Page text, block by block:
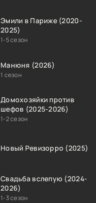
Эмили в Париже (2020-
2025)
1-5 сезон
Манюня (2026)
1 сезон
Домохозяйки против
шефов (2025-2026)
1-2 сезон
Новый Ревизорро (2025)
Свадьба вслепую (2024-
2026)
1-3 сезон